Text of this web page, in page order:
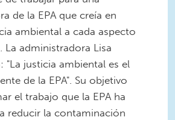
de la EPA que creía en
ambiental a cada aspecto
La administradora Lisa
"La justicia ambiental es el
de la EPA". Su objetivo
el trabajo que la EPA ha
reducir la contaminación